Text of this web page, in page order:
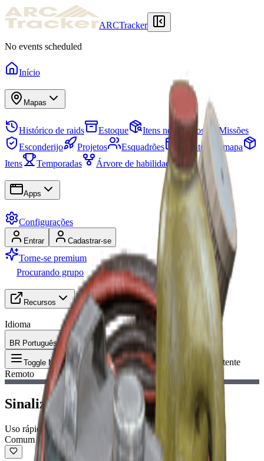
ARCTracker
No events scheduled
Início
Mapas
Histórico de raids Estoque Itens necessários
Missões
Esconderijo
Projetos Esquadrões
Eventos do mapa
Itens
Temporadas Árvore de habilidades
Apps
Configurações
Entrar Cadastrar-se
Torne-se premium
Procurando grupo
Recursos
Idioma
BR Português (Brasil)
Toggle Menu Item:Sinalizador de Combatente
Remoto
Sinalizador de Combatente Remoto
Uso rápido
Comum